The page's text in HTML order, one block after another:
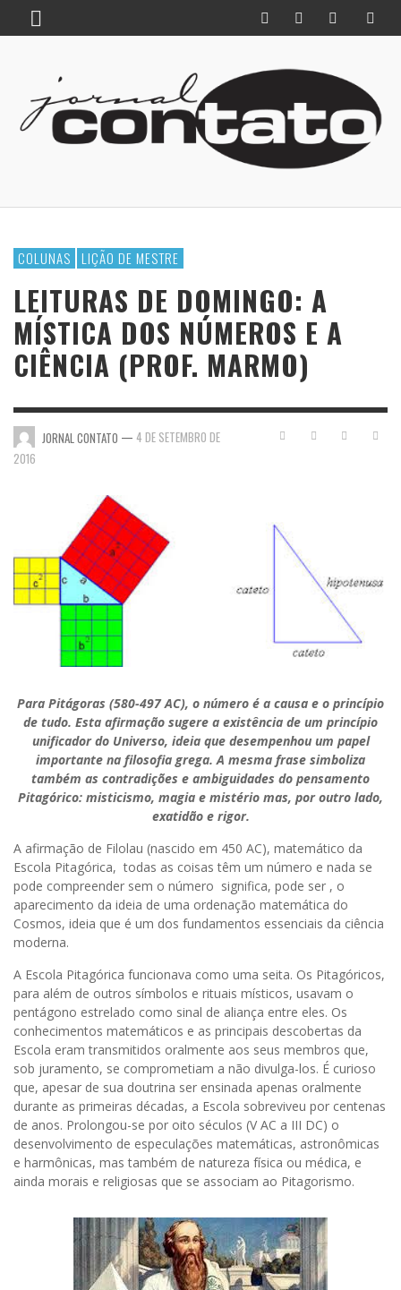
COLUNAS LIÇÃO DE MESTRE
LEITURAS DE DOMINGO: A
MÍSTICA DOS NÚMEROS E A
CIÊNCIA (PROF. MARMO)
JORNAL CONTATO — 4 DE SETEMBRO DE
2016
Para Pitágoras (580-497 AC), o número é a causa e o princípio
de tudo. Esta afirmação sugere a existência de um princípio
unificador do Universo, ideia que desempenhou um papel
importante na filosofia grega. A mesma frase simboliza
também as contradições e ambiguidades do pensamento
Pitagórico: misticismo, magia e mistério mas, por outro lado,
exatidão e rigor.
A afirmação de Filolau (nascido em 450 AC), matemático da
Escola Pitagórica, todas as coisas têm um número e nada se
pode compreender sem o número significa, pode ser , o
aparecimento da ideia de uma ordenação matemática do
Cosmos, ideia que é um dos fundamentos essenciais da ciência
moderna.
A Escola Pitagórica funcionava como uma seita. Os Pitagóricos,
para além de outros símbolos e rituais místicos, usavam o
pentágono estrelado como sinal de aliança entre eles. Os
conhecimentos matemáticos e as principais descobertas da
Escola eram transmitidos oralmente aos seus membros que,
sob juramento, se comprometiam a não divulga-los. É curioso
que, apesar de sua doutrina ser ensinada apenas oralmente
durante as primeiras décadas, a Escola sobreviveu por centenas
de anos. Prolongou-se por oito séculos (V AC a III DC) o
desenvolvimento de especulações matemáticas, astronômicas
e harmônicas, mas também de natureza física ou médica, e
ainda morais e religiosas que se associam ao Pitagorismo.